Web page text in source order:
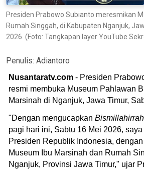
Presiden Prabowo Subianto meresmikan
Rumah Singgah, di Kabupaten Nganjuk,
2026. (Foto: Tangkapan layer YouTube
Penulis: Adiantoro
Nusantaratv.com - Presiden
resmi membuka Museum Pahlawan
Marsinah di Nganjuk, Jawa Timur,
"Dengan mengucapkan
pagi hari ini, Sabtu 16 Mei 2026,
Presiden Republik Indonesia,
Museum Ibu Marsinah dan Rumah
Nganjuk, Provinsi Jawa Timur," ujar